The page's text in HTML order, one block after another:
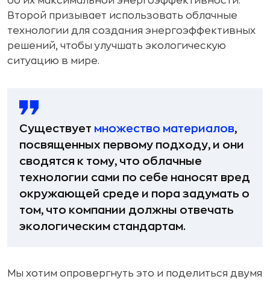
Второй призывает использовать облачные
технологии для создания энергоэффективных
решений, чтобы улучшать экологическую
ситуацию в мире.
Существует множество материалов,
посвященных первому подходу, и они
сводятся к тому, что облачные
технологии сами по себе наносят вред
окружающей среде и пора задумать о
том, что компании должны отвечать
экологическим стандартам.
Мы хотим опровергнуть это и поделиться двумя